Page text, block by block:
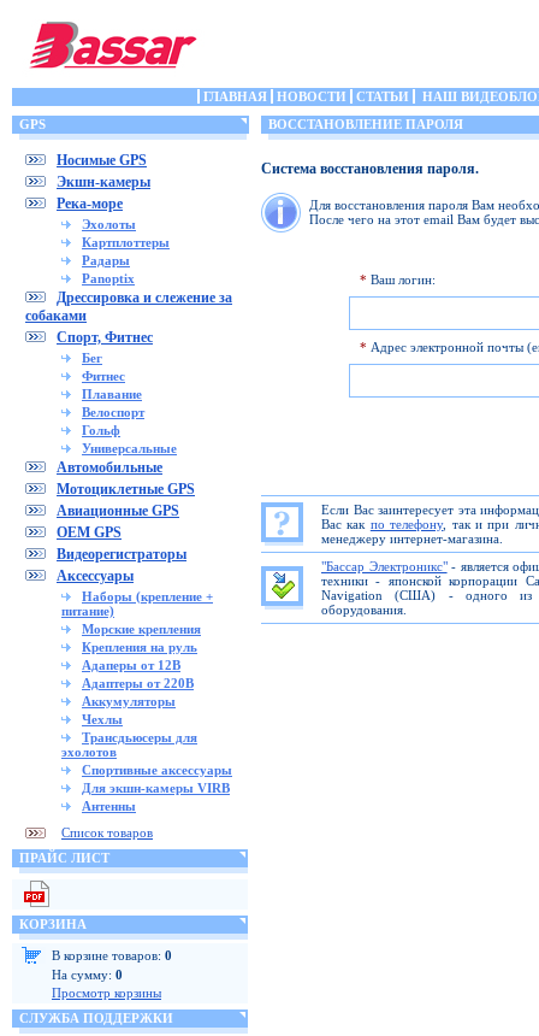
ГЛАВНАЯ НОВОСТИ СТАТЬИ
НАШ
GPS
Носимые GPS
Экшн-камеры
Река-море
Эхолоты
Картплоттеры
Радары
Panoptix
Дрессировка и слежение за
собаками
Спорт, Фитнес
Бег
Фитнес
Плавание
Велоспорт
Гольф
Универсальные
Автомобильные
Мотоциклетные GPS
Авиационные GPS
OEM GPS
Видеорегистраторы
Аксессуары
Наборы (крепление +
питание)
Морские крепления
Крепления на руль
Адаперы от 12В
Адаптеры от 220В
Аккумуляторы
Чехлы
Трансдьюсеры для
эхолотов
Спортивные аксессуары
Для экшн-камеры VIRB
Антенны
Список товаров
ПРАЙС ЛИСТ
КОРЗИНА
В корзине товаров: 0
На сумму: 0
Просмотр корзины
СЛУЖБА ПОДДЕРЖКИ
ВОССТАНОВЛЕНИЕ ПАРОЛЯ
Система восстановления пароля.
Для восстановления пароля Вам
После чего на этот email Вам будет
* Ваш логин:
* Адрес электронной почты
Если Вас заинтересует эта
Вас как по телефону, так и при
менеджеру интернет-магазина.
"Бассар Электроникс"- является
техники - японской корпорации
Navigation (США) - одного из
оборудования.